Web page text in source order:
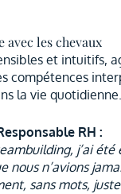
les chevaux
et intuitifs,
compétences
la vie quotidienne.
RH :
j’ai
nous n’avions
sans mots,